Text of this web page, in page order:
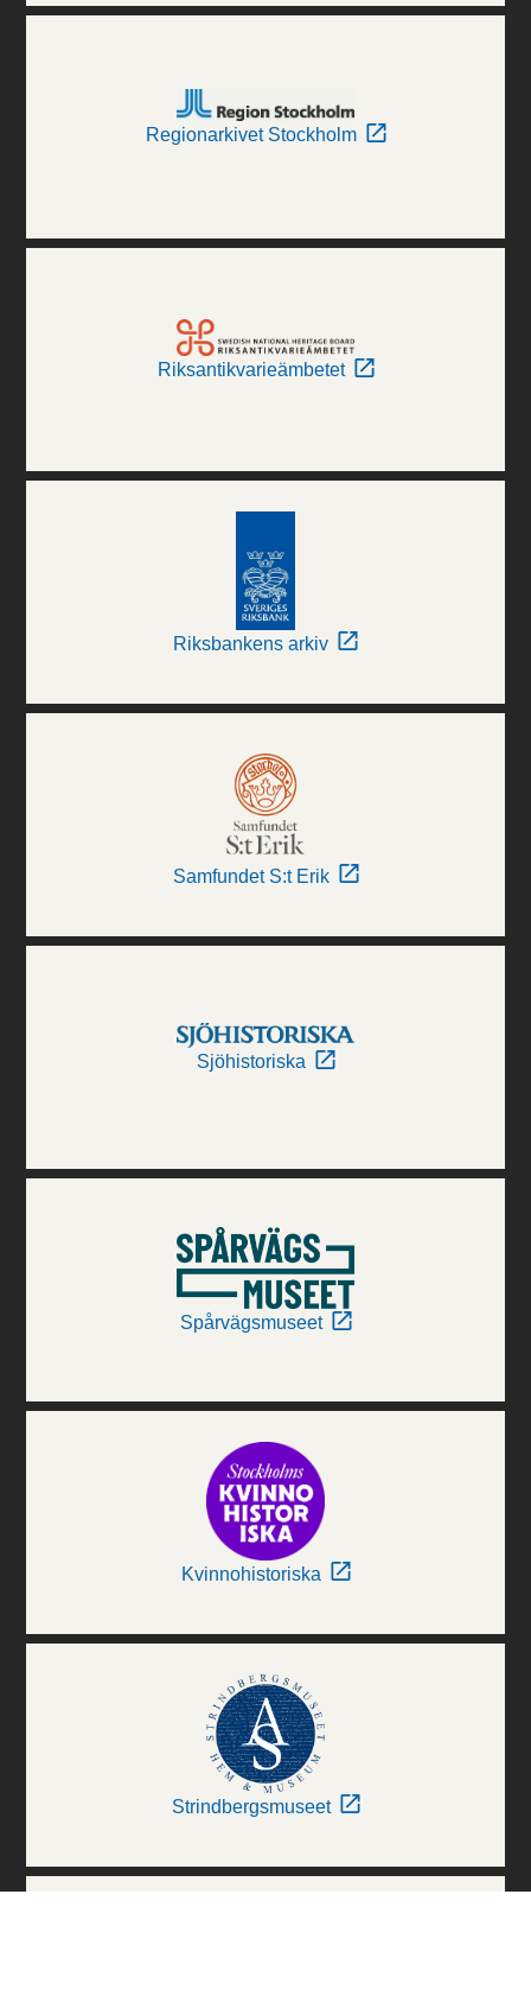
Regionarkivet Stockholm
Riksantikvarieämbetet
Riksbankens arkiv
Samfundet S:t Erik
Sjöhistoriska
Spårvägsmuseet
Kvinnohistoriska
Strindbergsmuseet